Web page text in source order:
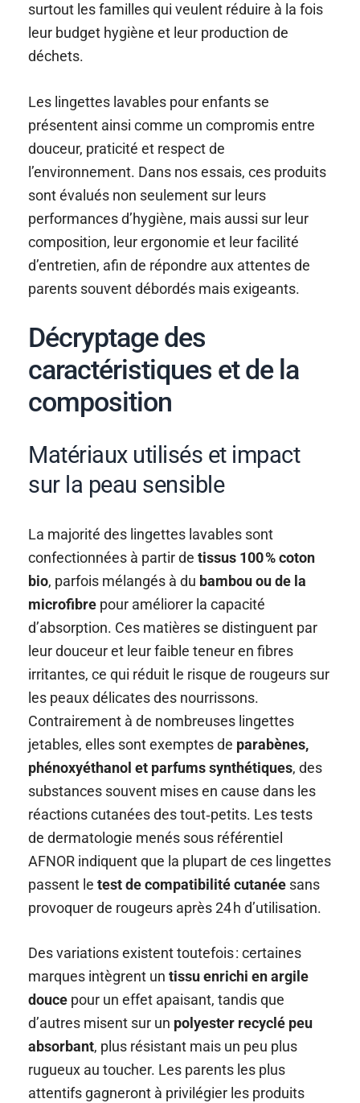
surtout les familles qui veulent réduire à la fois
leur budget hygiène et leur production de
déchets.
Les lingettes lavables pour enfants se
présentent ainsi comme un compromis entre
douceur, praticité et respect de
l’environnement. Dans nos essais, ces produits
sont évalués non seulement sur leurs
performances d’hygiène, mais aussi sur leur
composition, leur ergonomie et leur facilité
d’entretien, afin de répondre aux attentes de
parents souvent débordés mais exigeants.
Décryptage des
caractéristiques et de la
composition
Matériaux utilisés et impact
sur la peau sensible
La majorité des lingettes lavables sont
confectionnées à partir detissus 100 % coton
bio, parfois mélangés à du bambou ou de la
microfibre pour améliorer la capacité
d’absorption. Ces matières se distinguent par
leur douceur et leur faible teneur en fibres
irritantes, ce qui réduit le risque de rougeurs sur
les peaux délicates des nourrissons.
Contrairement à de nombreuses lingettes
jetables, elles sont exemptes de parabènes,
phénoxyéthanol et parfums synthétiques, des
substances souvent mises en cause dans les
réactions cutanées des tout‑petits. Les tests
de dermatologie menés sous référentiel
AFNOR indiquent que la plupart de ces lingettes
passent letest de compatibilité cutanée sans
provoquer de rougeurs après 24 h d’utilisation.
Des variations existent toutefois : certaines
marques intègrent untissu enrichi en argile
douce pour un effet apaisant, tandis que
d’autres misent sur un polyester recyclé peu
absorbant, plus résistant mais un peu plus
rugueux au toucher. Les parents les plus
attentifs gagneront à privilégier les produits